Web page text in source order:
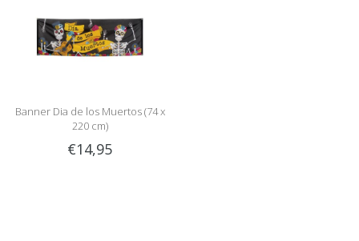
Banner Dia de los Muertos (74 x
220 cm)
€14,95